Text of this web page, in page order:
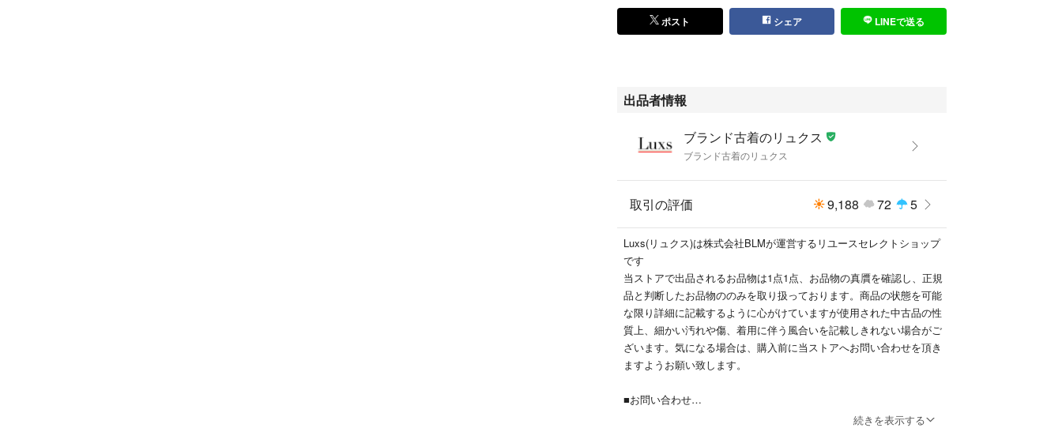
外をお探しの方は検索窓に
#ブランド古着のリュクス
式会社ＢＬＭ）によって出品されています。
ポスト シェア LINEで送る
出品者情報
ブランド古着のリュクス
ブランド古着のリュクス
取引の評価 9,188 72 5
Luxs(リュクス)は株式会社BLMが運営するリユースセレクトショップ
です
当ストアで出品されるお品物は1点1点、お品物の真贋を確認し、正規
品と判断したお品物ののみを取り扱っております。商品の状態を可能
な限り詳細に記載するように心がけていますが使用された中古品の性
質上、細かい汚れや傷、着用に伴う風合いを記載しきれない場合がご
ざいます。気になる場合は、購入前に当ストアへお問い合わせを頂き
ますようお願い致します。
■お問い合わせ
商品詳細ページ、または取引ページよりお問い合わせボタン押下＞問
続きを表示する